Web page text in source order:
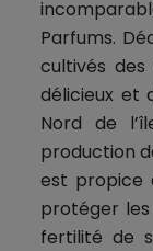
Parfums.
cultivés
délicieux et
Nord de
production
est propice
protéger les
fertilité de